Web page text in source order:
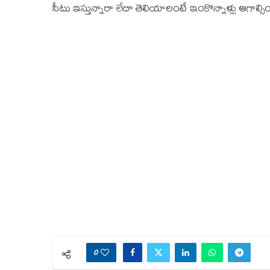
సీటు ఇస్తున్నారా లేదా తెలియాలంటే ఇంకొన్నాళ్లు
0